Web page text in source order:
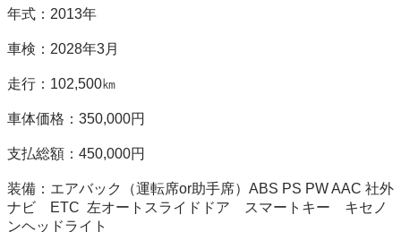
年式：2013年
車検：2028年3月
走行：102,500㎞
車体価格：350,000円
支払総額：450,000円
装備：エアバック（運転席or助手席）ABS PS PW AAC 社外
ナビ　ETC  左オートスライドドア　スマートキー　キセノ
ンヘッドライト